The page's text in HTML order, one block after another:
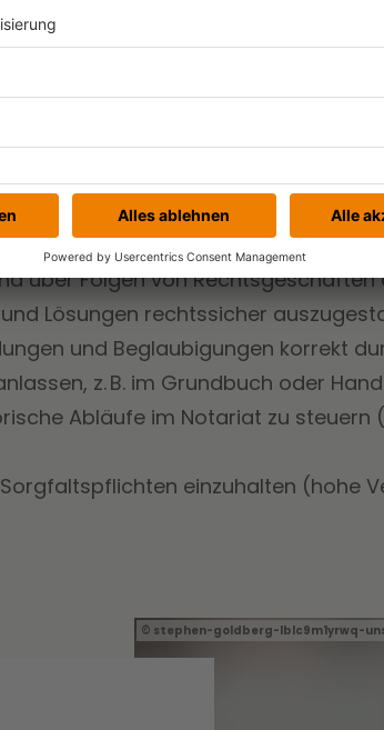
eine .
(u. a. Zivilrecht,
zu gestalten und präzise zu
über Folgen von Rechtsgeschäften
Lösungen rechtssicher
und Beglaubigungen korrekt
z. B. im Grundbuch oder
Abläufe im Notariat zu
einzuhalten (hohe
stephen-goldberg-lblc9m1yrwq-